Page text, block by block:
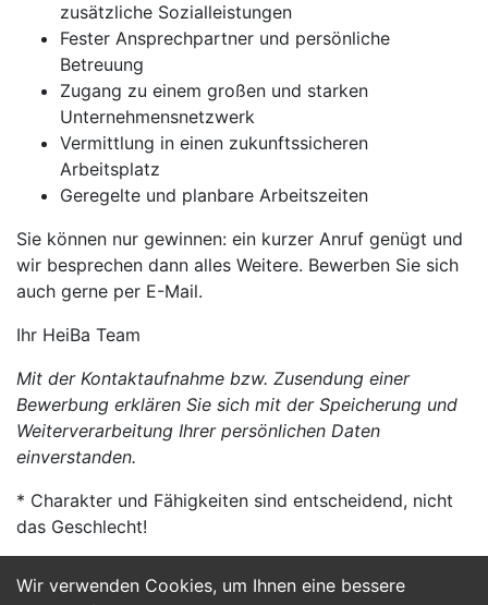
Wir verwenden Cookies, um Ihnen eine bessere
zusätzliche Sozialleistungen
Fester Ansprechpartner und persönliche
Betreuung
Zugang zu einem großen und starken
Unternehmensnetzwerk
Vermittlung in einen zukunftssicheren
Arbeitsplatz
Geregelte und planbare Arbeitszeiten
Sie können nur gewinnen: ein kurzer Anruf genügt und
wir besprechen dann alles Weitere. Bewerben Sie sich
auch gerne per E-Mail.
Ihr HeiBa Team
Mit der Kontaktaufnahme bzw. Zusendung einer
Bewerbung erklären Sie sich mit der Speicherung und
Weiterverarbeitung Ihrer persönlichen Daten
einverstanden.
* Charakter und Fähigkeiten sind entscheidend, nicht
das Geschlecht!